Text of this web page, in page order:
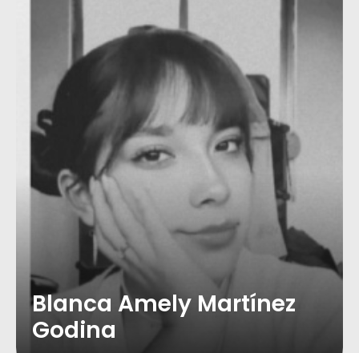
Blanca Amely Martínez
Godina